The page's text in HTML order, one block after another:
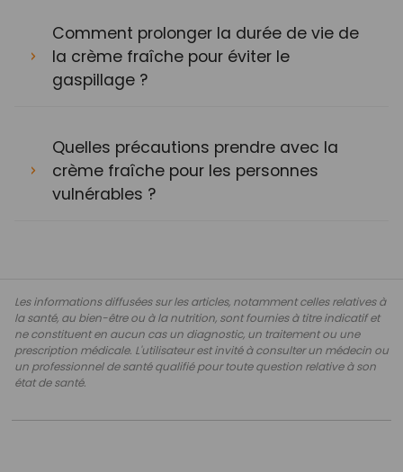
Comment prolonger la durée de vie de
la crème fraîche pour éviter le
gaspillage ?
Quelles précautions prendre avec la
crème fraîche pour les personnes
vulnérables ?
Les informations diffusées sur les articles, notamment celles relatives à
la santé, au bien-être ou à la nutrition, sont fournies à titre indicatif et
ne constituent en aucun cas un diagnostic, un traitement ou une
prescription médicale. L'utilisateur est invité à consulter un médecin ou
un professionnel de santé qualifié pour toute question relative à son
état de santé.